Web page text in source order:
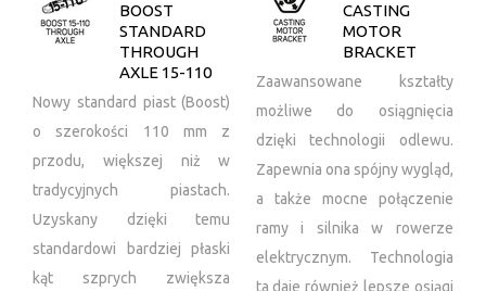
BOOST
STANDARD
THROUGH
AXLE 15-110
Nowy standard piast (Boost)
o szerokości 110 mm z
przodu, większej niż w
tradycyjnych piastach.
Uzyskany dzięki temu
standardowi bardziej płaski
kąt szprych zwiększa
CASTING
MOTOR
BRACKET
Zaawansowane kształty
możliwe do osiągnięcia
dzięki technologii odlewu.
Zapewnia ona spójny wygląd,
a także mocne połączenie
ramy i silnika w rowerze
elektrycznym. Technologia
ta daje również lepsze osiągi